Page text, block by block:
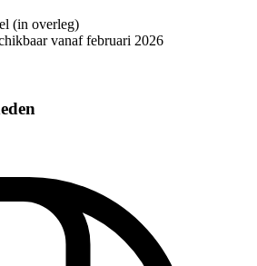
(in overleg)
vanaf februari 2026